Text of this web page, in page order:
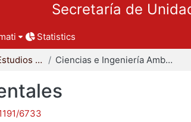
Secretaría de
Statistics
Coordinación de Estudios de Posgrado - CBI Ciencias e Ingeniería Ambientales
6733